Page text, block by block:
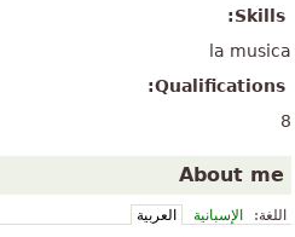
Skills:
la musica
Qualifications:
8
About me
اللغة: الإسبانية العربية